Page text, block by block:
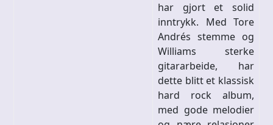
har gjort et solid
inntrykk. Med Tore
Andrés stemme og
Williams sterke
gitararbeide, har
dette blitt et klassisk
hard rock album,
med gode melodier